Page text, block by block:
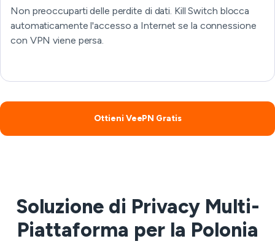
Non preoccuparti delle perdite di dati. Kill Switch blocca
automaticamente l'accesso a Internet se la connessione
con VPN viene persa.
Ottieni VeePN Gratis
Soluzione di Privacy Multi-
Piattaforma per la Polonia